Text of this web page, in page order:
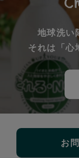
地球洗い
それは「心
お